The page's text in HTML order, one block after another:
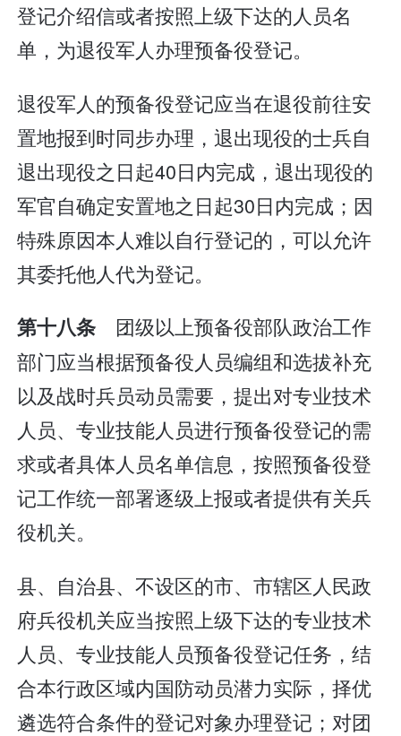
登记介绍信或者按照上级下达的人员名
单，为退役军人办理预备役登记。
退役军人的预备役登记应当在退役前往安
置地报到时同步办理，退出现役的士兵自
退出现役之日起40日内完成，退出现役的
军官自确定安置地之日起30日内完成；因
特殊原因本人难以自行登记的，可以允许
其委托他人代为登记。
第十八条 团级以上预备役部队政治工作
部门应当根据预备役人员编组和选拔补充
以及战时兵员动员需要，提出对专业技术
人员、专业技能人员进行预备役登记的需
求或者具体人员名单信息，按照预备役登
记工作统一部署逐级上报或者提供有关兵
役机关。
县、自治县、不设区的市、市辖区人民政
府兵役机关应当按照上级下达的专业技术
人员、专业技能人员预备役登记任务，结
合本行政区域内国防动员潜力实际，择优
遴选符合条件的登记对象办理登记；对团